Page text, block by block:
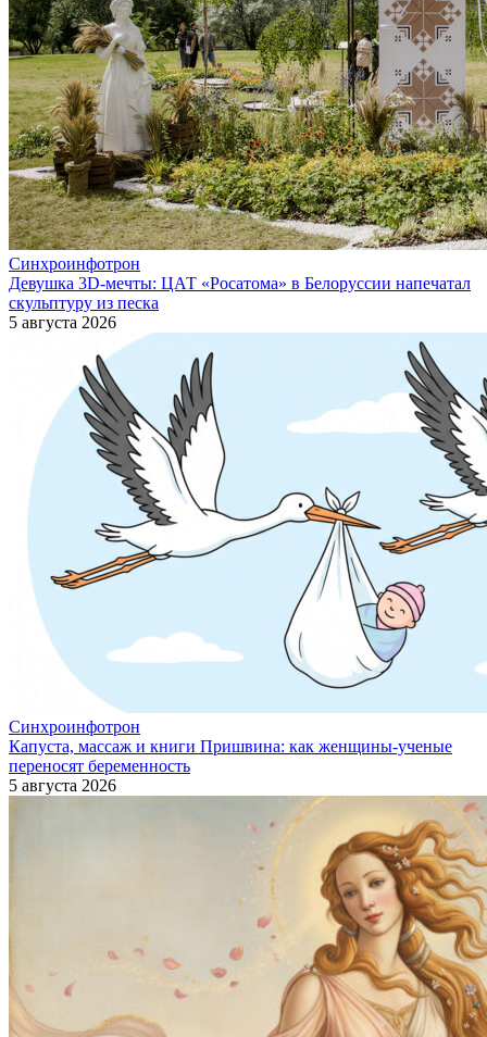
Синхроинфотрон
Девушка 3D-мечты: ЦАТ «Росатома» в Белоруссии напечатал
скульптуру из песка
5 августа 2026
Синхроинфотрон
Капуста, массаж и книги Пришвина: как женщины-ученые
переносят беременность
5 августа 2026